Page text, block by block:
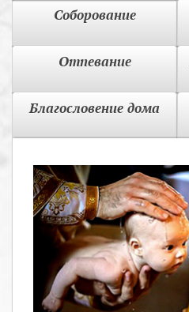
Соборование
Отпевание
Благословение дома